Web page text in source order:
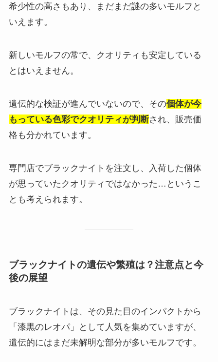
希少性の高さもあり、まだまだ謎の多いモルフと
いえます。
新しいモルフの常で、クオリティも安定している
とはいえません。
遺伝的な検証が進んでいないので、その個体が今
もっている色彩でクオリティが判断され、販売価
格も分かれています。
専門店でブラックナイトを注文し、入荷した個体
が思っていたクオリティではなかった…というこ
とも考えられます。
ブラックナイトの遺伝や繁殖は？注意点と今
後の展望
ブラックナイトは、その見た目のインパクトから
「漆黒のレオパ」として人気を集めていますが、
遺伝的にはまだ未解明な部分が多いモルフです。